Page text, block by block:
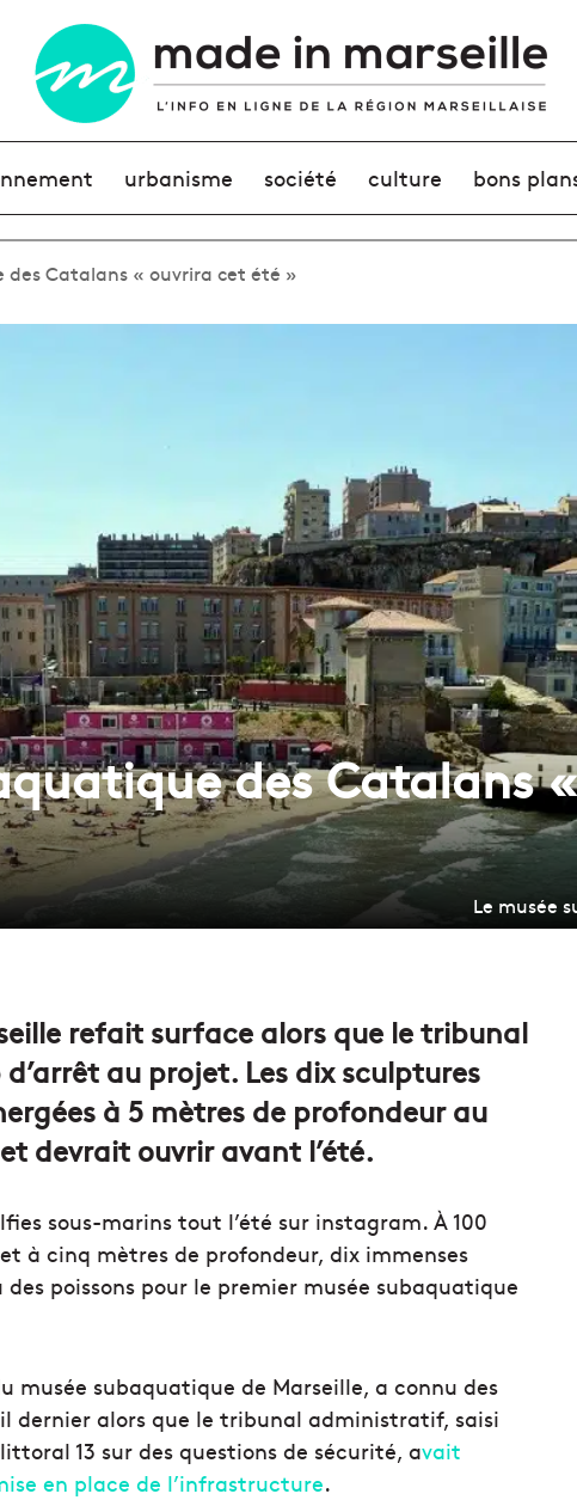
urbanisme société culture bons
des Catalans « ouvrira cet été »
des Catalans
Le musée
refait surface alors que le tribunal
au projet. Les dix sculptures
à 5 mètres de profondeur au
devrait ouvrir avant l’été.
sous-marins tout l’été sur instagram. À 100
à cinq mètres de profondeur, dix immenses
poissons pour le premier musée subaquatique
musée subaquatique de Marseille, a connu des
dernier alors que le tribunal administratif, saisi
13 sur des questions de sécurité, avait
en place de l’infrastructure.